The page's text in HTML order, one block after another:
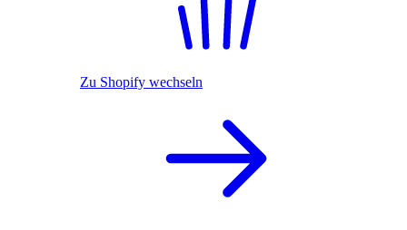
Zu Shopify wechseln